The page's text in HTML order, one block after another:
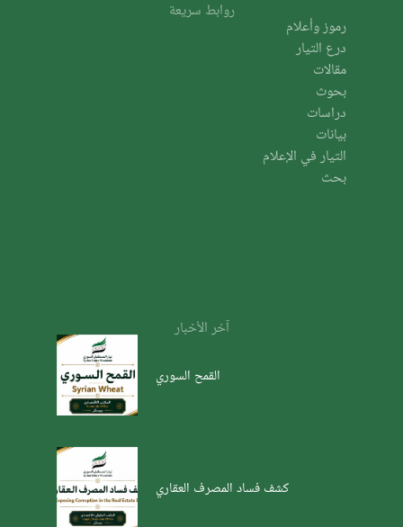
روابط سريعة
رموز وأعلام
درع التيار
مقالات
بحوث
دراسات
بيانات
التيار في الإعلام
بحث
آخر الأخبار
القمح السوري
كشف فساد المصرف العقاري